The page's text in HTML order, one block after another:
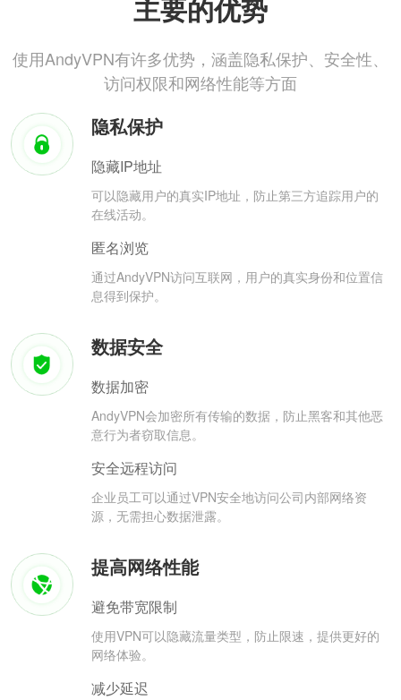
主要的优势
使用AndyVPN有许多优势，涵盖隐私保护、安全性、
访问权限和网络性能等方面
隐私保护
隐藏IP地址
可以隐藏用户的真实IP地址，防止第三方追踪用户的
在线活动。
匿名浏览
通过AndyVPN访问互联网，用户的真实身份和位置信
息得到保护。
数据安全
数据加密
AndyVPN会加密所有传输的数据，防止黑客和其他恶
意行为者窃取信息。
安全远程访问
企业员工可以通过VPN安全地访问公司内部网络资
源，无需担心数据泄露。
提高网络性能
避免带宽限制
使用VPN可以隐藏流量类型，防止限速，提供更好的
网络体验。
减少延迟